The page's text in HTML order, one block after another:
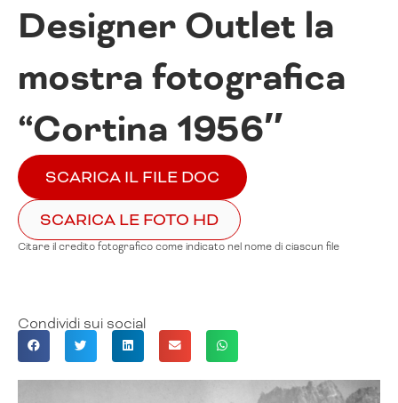
Designer Outlet la
mostra fotografica
“Cortina 1956″
SCARICA IL FILE DOC
SCARICA LE FOTO HD
Citare il credito fotografico come indicato nel nome di ciascun file
Condividi sui social